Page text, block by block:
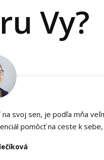
Vy?
svoj sen, je podľa mňa
pomôcť na ceste k